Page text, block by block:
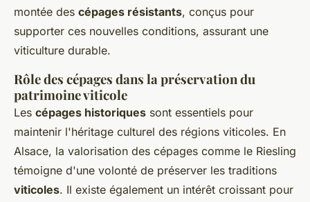
montée des cépages résistants, conçus pour
supporter ces nouvelles conditions, assurant une
viticulture durable.
Rôle des cépages dans la préservation du
patrimoine viticole
Les cépages historiques sont essentiels pour
maintenir l'héritage culturel des régions viticoles. En
Alsace, la valorisation des cépages comme le Riesling
témoigne d'une volonté de préserver les traditions
viticoles. Il existe également un intérêt croissant pour